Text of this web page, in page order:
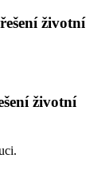
životní
životní